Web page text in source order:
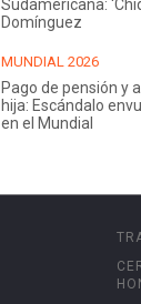
Sudamericana:
Domínguez
MUNDIAL 2026
Pago de pensión y
hija: Escándalo
en el Mundial